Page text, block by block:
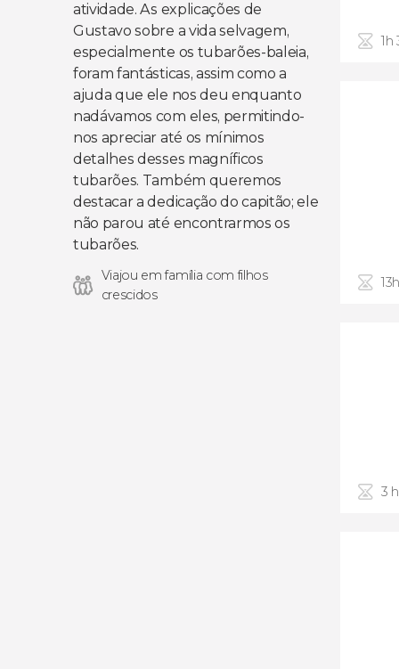
atividade. As explicações de
Gustavo sobre a vida selvagem,
especialmente os tubarões-baleia,
foram fantásticas, assim como a
ajuda que ele nos deu enquanto
nadávamos com eles, permitindo-
nos apreciar até os mínimos
detalhes desses magníficos
tubarões. Também queremos
destacar a dedicação do capitão; ele
não parou até encontrarmos os
tubarões.
Viajou em família com filhos
crescidos
1h
3